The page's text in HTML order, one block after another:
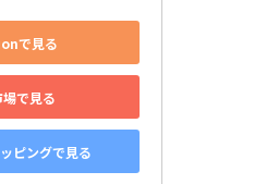
で見る
で見る
ピングで見る